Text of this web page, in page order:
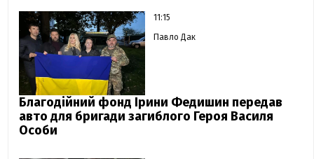
11:15
Павло Дак
Благодійний фонд Ірини Федишин передав
авто для бригади загиблого Героя Василя
Особи